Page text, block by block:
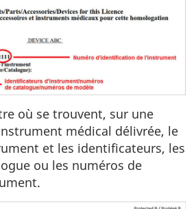
où se trouvent, sur une
médical délivrée, le
et les identificateurs, les
ou les numéros de